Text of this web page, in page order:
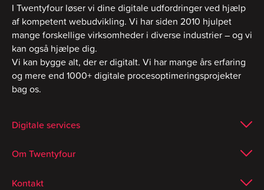
I Twentyfour løser vi dine digitale udfordringer ved hjælp
af kompetent webudvikling. Vi har siden 2010 hjulpet
mange forskellige virksomheder i diverse industrier – og vi
kan også hjælpe dig.
Vi kan bygge alt, der er digitalt. Vi har mange års erfaring
og mere end 1000+ digitale procesoptimeringsprojekter
bag os.
Digitale services
Om Twentyfour
Kontakt